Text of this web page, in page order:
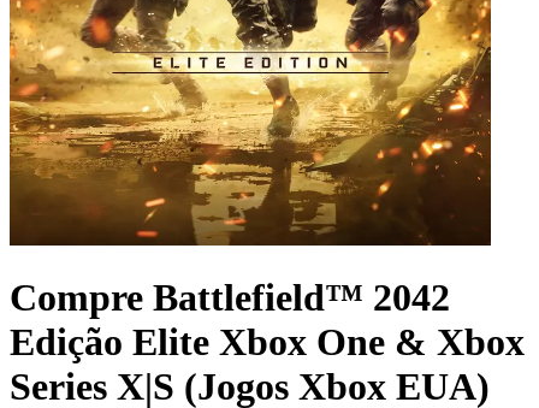
Compre Battlefield™ 2042
Edição Elite Xbox One & Xbox
Series X|S (Jogos Xbox EUA)